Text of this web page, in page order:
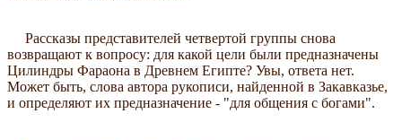
Рассказы представителей четвертой группы снова
возвращают к вопросу: для какой цели были предназначены
Цилиндры Фараона в Древнем Египте? Увы, ответа нет.
Может быть, слова автора рукописи, найденной в Закавказье,
и определяют их предназначение - "для общения с богами".